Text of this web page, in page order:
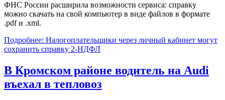
ФНС России расширила возможности сервиса: справку
можно скачать на свой компьютер в виде файлов в формате
.pdf и .xml.
Подробнее: Налогоплательщики через личный кабинет могут
сохранить справку 2-НДФЛ
В Кромском районе водитель на Audi
въехал в тепловоз